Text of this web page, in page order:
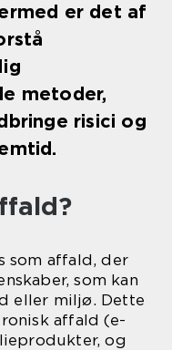
er det af
metoder,
risici og
som affald, der
som kan
eller miljø. Dette
affald (e-
og